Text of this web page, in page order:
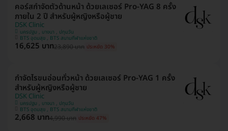
คอร์สกำจัดตัวด้านหน้า ด้วยเลเซอร์ Pro-YAG 8 ครั้ง
ภายใน 2 ปี สำหรับผู้หญิงหรือผู้ชาย
DSK Clinic
นครปฐม , บางนา , ปทุมวัน
BTS อุดมสุข , BTS สนามกีฬาแห่งชาติ
16,625 บาท23,890 บาท ประหยัด 30%
กำจัดไรขนอ่อนทั่วหน้า ด้วยเลเซอร์ Pro-YAG 1 ครั้ง
สำหรับผู้หญิงหรือผู้ชาย
DSK Clinic
นครปฐม , บางนา , ปทุมวัน
BTS อุดมสุข , BTS สนามกีฬาแห่งชาติ
2,668 บาท4,990 บาท ประหยัด 47%